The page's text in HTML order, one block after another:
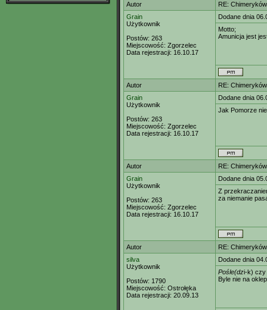
Autor
RE:
Grain
Użytkownik
Postów: 263
Miejscowość: Zgorzelec
Data rejestracji: 16.10.17
Dodane dnia
Motto;
Amunicja jest
Autor
RE:
Grain
Użytkownik
Postów: 263
Miejscowość: Zgorzelec
Data rejestracji: 16.10.17
Dodane dnia
Jak Pomorze
Autor
RE:
Grain
Użytkownik
Postów: 263
Miejscowość: Zgorzelec
Data rejestracji: 16.10.17
Dodane dnia
Z
za niemanie
Autor
RE:
silva
Użytkownik
Postów: 1790
Miejscowość: Ostrołęka
Data rejestracji: 20.09.13
Dodane dnia
Pośle(dzi-k) czy
Byle nie na